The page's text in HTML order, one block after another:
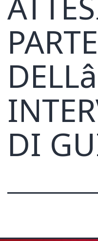
DELLâ
DI